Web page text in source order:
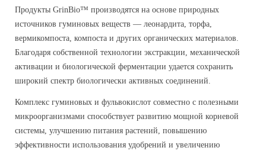
Продукты GrinBio™ производятся на основе природных
источников гуминовых веществ — леонардита, торфа,
вермикомпоста, компоста и других органических материалов.
Благодаря собственной технологии экстракции, механической
активации и биологической ферментации удается сохранить
широкий спектр биологически активных соединений.
Комплекс гуминовых и фульвокислот совместно с полезными
микроорганизмами способствует развитию мощной корневой
системы, улучшению питания растений, повышению
эффективности использования удобрений и увеличению